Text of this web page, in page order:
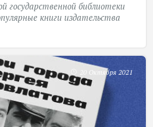
государственной библиотеки
книги издательства
20 Октября 2021